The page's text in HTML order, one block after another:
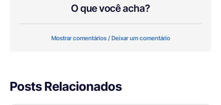
O que você acha?
Mostrar comentários / Deixar um comentário
Posts Relacionados